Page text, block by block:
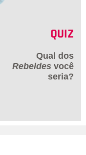
QUIZ
Qual dos
Rebeldes você
seria?